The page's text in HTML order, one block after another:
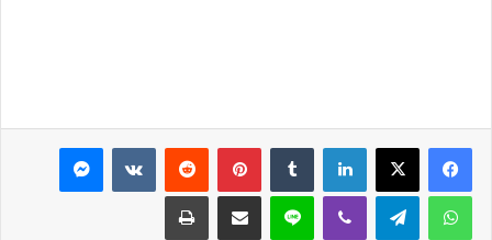
لينكدإن بينتيريست ماسنجر
واتساب تيلقرام ڤايبر لاين مشاركة عبر البريد طباعة